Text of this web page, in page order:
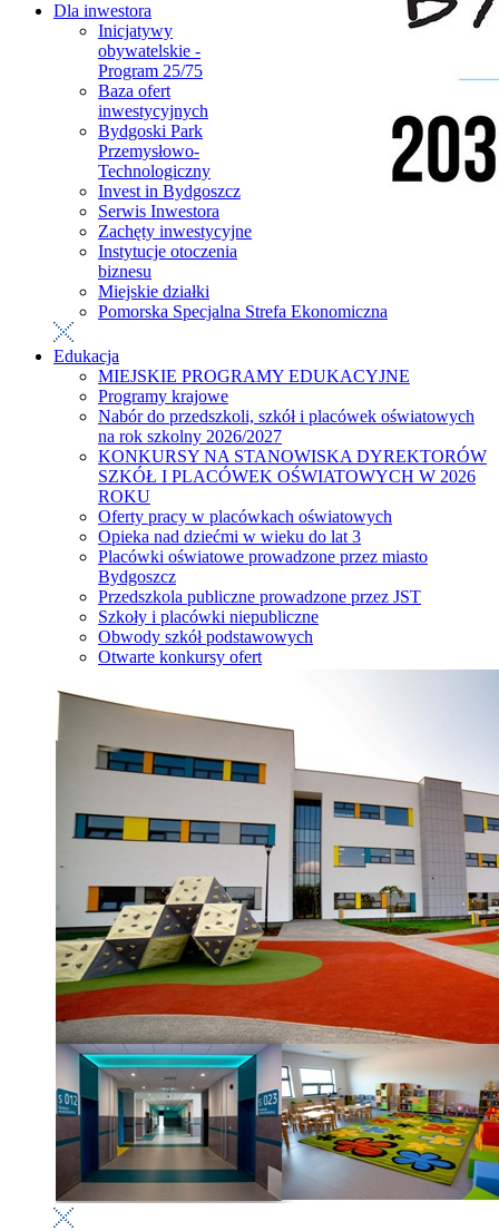
Dla inwestora
Inicjatywy
obywatelskie -
Program 25/75
Baza ofert
inwestycyjnych
Bydgoski Park
Przemysłowo-
Technologiczny
Invest in Bydgoszcz
Serwis Inwestora
Zachęty inwestycyjne
Instytucje otoczenia
biznesu
Miejskie działki
Pomorska Specjalna Strefa Ekonomiczna
Edukacja
MIEJSKIE PROGRAMY EDUKACYJNE
Programy krajowe
Nabór do przedszkoli, szkół i placówek oświatowych
na rok szkolny 2026/2027
KONKURSY NA STANOWISKA DYREKTORÓW
SZKÓŁ I PLACÓWEK OŚWIATOWYCH W 2026
ROKU
Oferty pracy w placówkach oświatowych
Opieka nad dziećmi w wieku do lat 3
Placówki oświatowe prowadzone przez miasto
Bydgoszcz
Przedszkola publiczne prowadzone przez JST
Szkoły i placówki niepubliczne
Obwody szkół podstawowych
Otwarte konkursy ofert